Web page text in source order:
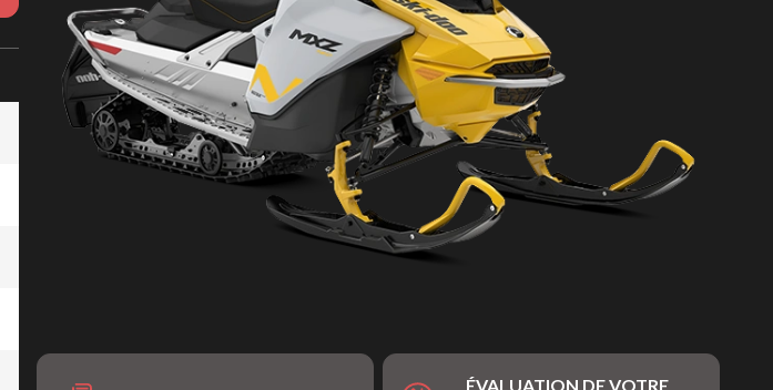
ÉVALUATION DE VOTRE